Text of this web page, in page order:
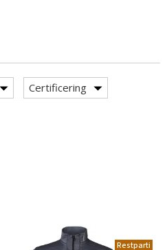
Certificering
Restparti